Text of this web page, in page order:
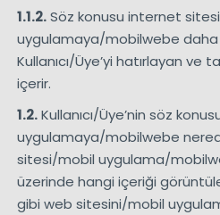
1.1.2.Söz konusu internet
uygulamaya/mobilwebe
Kullanıcı/Üye’yi hatırlayan ve
içerir.
1.2.Kullanıcı/Üye’nin söz
uygulamaya/mobilwebe
sitesi/mobil uygulama/
üzerinde hangi içeriği
gibi web sitesini/mobil